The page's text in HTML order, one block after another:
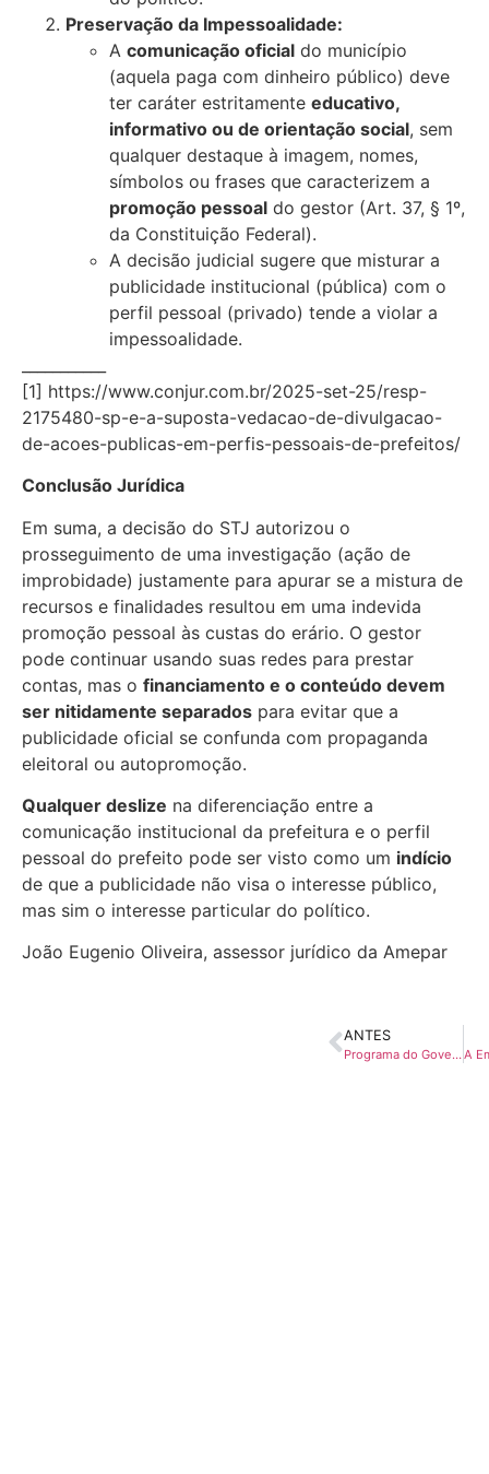
Preservação da Impessoalidade:
A comunicação oficial do município
(aquela paga com dinheiro público) deve
ter caráter estritamente educativo,
informativo ou de orientação social, sem
qualquer destaque à imagem, nomes,
símbolos ou frases que caracterizem a
promoção pessoal do gestor (Art. 37, § 1º,
da Constituição Federal).
A decisão judicial sugere que misturar a
publicidade institucional (pública) com o
perfil pessoal (privado) tende a violar a
impessoalidade.
[1] https://www.conjur.com.br/2025-set-25/resp-
2175480-sp-e-a-suposta-vedacao-de-divulgacao-
de-acoes-publicas-em-perfis-pessoais-de-prefeitos/
Conclusão Jurídica
Em suma, a decisão do STJ autorizou o
prosseguimento de uma investigação (ação de
improbidade) justamente para apurar se a mistura de
recursos e finalidades resultou em uma indevida
promoção pessoal às custas do erário. O gestor
pode continuar usando suas redes para prestar
contas, mas o financiamento e o conteúdo devem
ser nitidamente separados para evitar que a
publicidade oficial se confunda com propaganda
eleitoral ou autopromoção.
Qualquer deslize na diferenciação entre a
comunicação institucional da prefeitura e o perfil
pessoal do prefeito pode ser visto como um indício
de que a publicidade não visa o interesse público,
mas sim o interesse particular do político.
João Eugenio Oliveira, assessor jurídico da Amepar
ANTES
Programa do Governo do Estado vai construir casas em cidade da Amepar